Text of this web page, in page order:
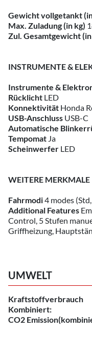
Gewicht vollgetankt
Max. Zuladung (in kg)
Zul. Gesamtgewicht
INSTRUMENTE &
Instrumente &
Rücklicht LED
Konnektivität Honda
USB-Anschluss USB-C
Automatische
Tempomat Ja
Scheinwerfer LED
WEITERE MERKMALE
Fahrmodi4 modes
Additional Features
Control, 5 Stufen
Griffheizung,
UMWELT
Kraftstoffverbrauch
Kombiniert:
CO2